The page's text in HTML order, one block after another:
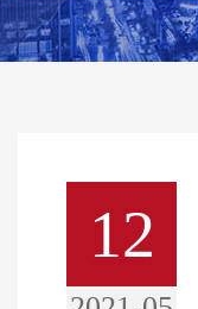
12